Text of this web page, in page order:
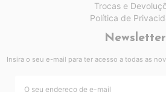
Trocas e
Política de
Newsletter
Insira o seu e-mail para ter acesso a todas as